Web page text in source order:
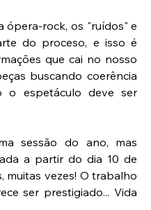
ópera-rock, os "ruídos" e
do proceso, e isso é
que cai no nosso
buscando coerência
espetáculo deve ser
sessão do ano, mas
a partir do dia 10 de
muitas vezes! O trabalho
ser prestigiado... Vida